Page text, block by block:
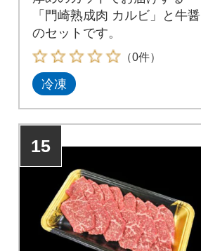
「門崎熟成肉 カルビ」と牛醤
のセットです。
（0件）
冷凍
15